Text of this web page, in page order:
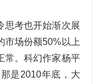
思考也开始渐次展
市场份额50%以上
常。科幻作家杨平
是2010年底，大